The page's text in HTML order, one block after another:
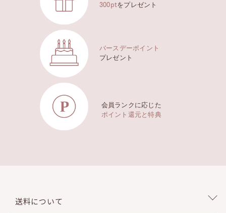
300ptをプレゼント
バースデーポイント
プレゼント
会員ランクに応じた
ポイント還元と特典
送料について